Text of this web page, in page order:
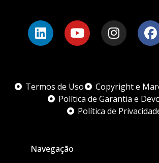
Termos de Uso
Copyright e
Política de Garantia e
Política de
Navegação